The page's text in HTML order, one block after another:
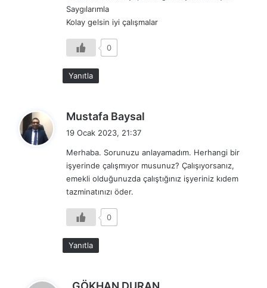
Saygılarımla
Kolay gelsin iyi çalışmalar
0
Yanıtla
Mustafa Baysal
i
k
i
19 Ocak 2023, 21:37
Merhaba. Sorunuzu anlayamadım. Herhangi bir
işyerinde çalışmıyor musunuz? Çalışıyorsanız,
emekli olduğunuzda çalıştığınız işyeriniz kıdem
tazminatınızı öder.
0
Yanıtla